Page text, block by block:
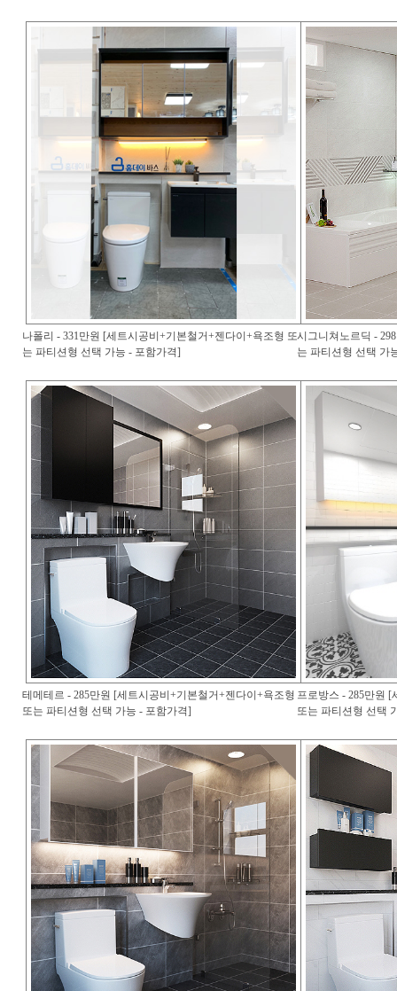
나폴리 - 331만원 [세트시공비+기본철거+젠다이+욕조형 또
는 파티션형 선택 가능 - 포함가격]
시그니쳐노르딕 -
는 파티션형 선택 가
테메테르 - 285만원 [세트시공비+기본철거+젠다이+욕조형
또는 파티션형 선택 가능 - 포함가격]
프로방스 - 285만원
또는 파티션형 선택